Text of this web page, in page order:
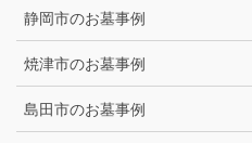
静岡市のお墓事例
焼津市のお墓事例
島田市のお墓事例